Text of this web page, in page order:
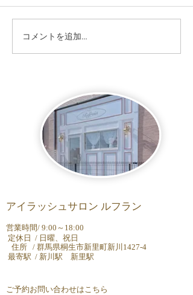
コメントを追加…
アイラッシュサロン ルフラン
営業時間/ 9:00～18:00
定休日 / 日曜、祝日
住所 / 群馬県桐生市新里町新川1427-4
最寄駅 / 新川駅 新里駅
ご予約お問い合わせはこちら